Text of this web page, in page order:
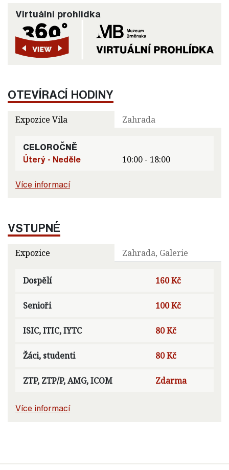
Virtuální prohlídka
OTEVÍRACÍ HODINY
Expozice Vila Zahrada
CELOROČNĚ
Úterý - Neděle
10:00 - 18:00
Více informací
VSTUPNÉ
Expozice Zahrada, Galerie
Dospělí 160 Kč
Senioři 100 Kč
ISIC, ITIC, IYTC 80 Kč
Žáci, studenti 80 Kč
ZTP, ZTP/P, AMG, ICOM Zdarma
Více informací